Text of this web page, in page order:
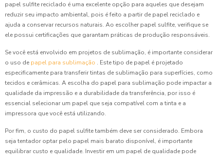
papel sulfite reciclado é uma excelente opção para aqueles que desejam
reduzir seu impacto ambiental, pois é feito a partir de papel reciclado e
ajuda a conservar recursos naturais. Ao escolher papel sulfite, verifique se
ele possui certificações que garantam práticas de produção responsáveis.
Se você está envolvido em projetos de sublimação, é importante considerar
o uso de papel para sublimação . Este tipo de papel é projetado
especificamente para transferir tintas de sublimação para superfícies, como
tecidos e cerâmicas. A escolha do papel para sublimação pode impactar a
qualidade da impressão e a durabilidade da transferência, por isso é
essencial selecionar um papel que seja compatível com a tinta e a
impressora que você está utilizando.
Por fim, o custo do papel sulfite também deve ser considerado. Embora
seja tentador optar pelo papel mais barato disponível, é importante
equilibrar custo e qualidade. Investir em um papel de qualidade pode